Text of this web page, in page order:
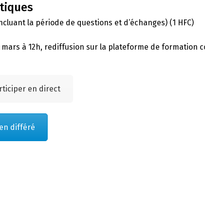
la période de questions et d’échanges) (1 HFC)
mars à 12h, rediffusion sur la plateforme de formation
en direct
différé